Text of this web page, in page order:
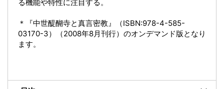
る機能や特性に注目する。
＊『中世醍醐寺と真言密教』（ISBN:978-4-585-
03170-3）（2008年8月刊行）のオンデマンド版となり
ます。